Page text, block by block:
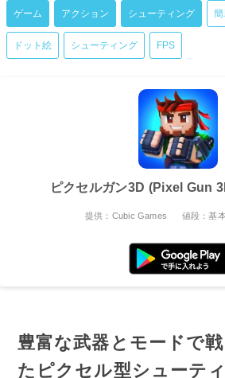
ゲーム アクション シューティング
ドット絵 シューティング FPS
ピクセルガン3D (Pixel Gun
提供：Cubic Games 値段：基
豊富な武器とモードで
たピクセル型シューテ